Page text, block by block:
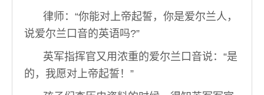
律师：“你能对上帝起誓，你是爱尔兰人，
说爱尔兰口音的英语吗?”
英军指挥官又用浓重的爱尔兰口音说：“是
的，我愿对上帝起誓！”